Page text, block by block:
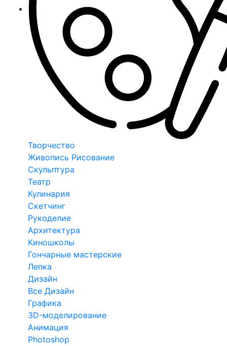
Творчество
Живопись Рисование
Скульптура
Театр
Кулинария
Скетчинг
Рукоделие
Архитектура
Киношколы
Гончарные мастерские
Лепка
Дизайн
Все Дизайн
Графика
3D-моделирование
Анимация
Photoshop